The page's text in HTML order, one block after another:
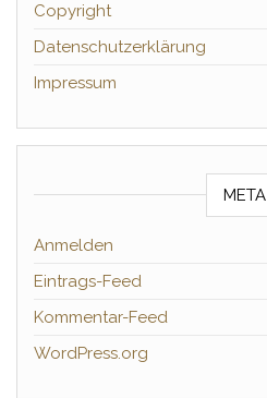
Copyright
Datenschutzerklärung
Impressum
META
Anmelden
Eintrags-Feed
Kommentar-Feed
WordPress.org